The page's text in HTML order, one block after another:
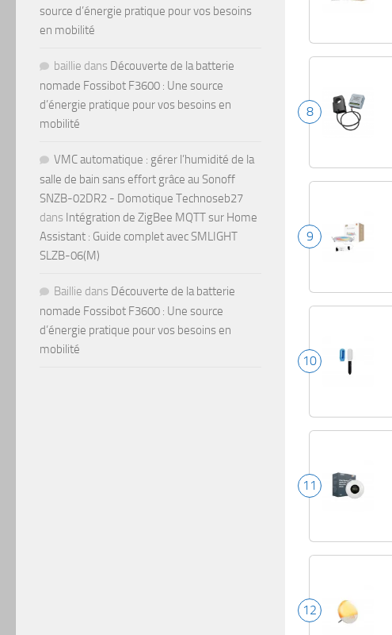
8
9
10
11
12
source d’énergie pratique pour vos besoins
en mobilité
baillie dans Découverte de la batterie
nomade Fossibot F3600 : Une source
d’énergie pratique pour vos besoins en
mobilité
VMC automatique : gérer l’humidité de la
salle de bain sans effort grâce au Sonoff
SNZB-02DR2 - Domotique Technoseb27
dans Intégration de ZigBee MQTT sur Home
Assistant : Guide complet avec SMLIGHT
SLZB-06(M)
Baillie dans Découverte de la batterie
nomade Fossibot F3600 : Une source
d’énergie pratique pour vos besoins en
mobilité